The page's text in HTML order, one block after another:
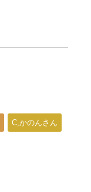
C,かのんさん